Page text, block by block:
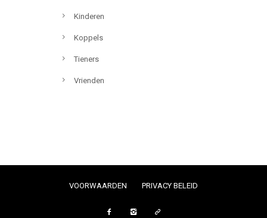
Kinderen
Koppels
Tieners
Vrienden
VOORWAARDEN PRIVACY BELEID